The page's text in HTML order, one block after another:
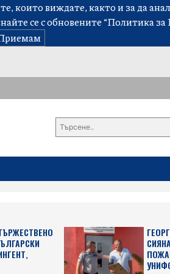
които виждате, както и за да
се с обновените“Политика за